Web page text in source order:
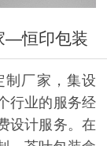
—恒印包装
制厂家，集设
行业的服务经
设计服务。在